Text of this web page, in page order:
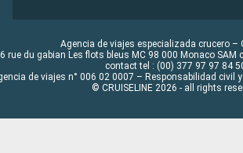
Agencia de viajes especializada crucero –
rue du gabian Les flots bleus MC 98 000 Monaco SAM
contact tel : (00) 377 97 97 84
de viajes n° 006 02 0007 – Responsabilidad civil
© CRUISELINE 2026 - all rights